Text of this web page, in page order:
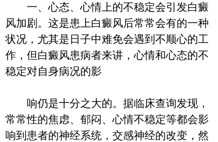
一、心态、心情上的不稳定会引发白癜
风加剧。这是患上白癜风后常常会有的一种
状况，尤其是日子中难免会遇到不顺心的工
作，但白癜风患病者来讲，心情和心态的不
稳定对自身病况的影
响仍是十分之大的。据临床查询发现，
常常性的焦虑、郁闷、心情不稳定等都会影
响到患者的神经系统，交感神经的改变，然